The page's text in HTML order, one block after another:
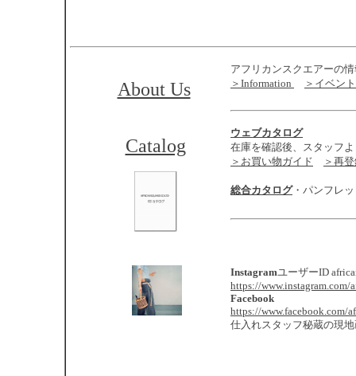
About Us
アフリカンスクエアーの
＞Information
＞イベン
Catalog
ウェブカタログ
在庫を確認後、スタッフ
＞お買い物ガイド
＞再
総合カタログ・パンフレ
InstagramユーザーID
https://www.instagram.com/
Facebook
https://www.facebook.com/
仕入れスタッフ秘蔵の現